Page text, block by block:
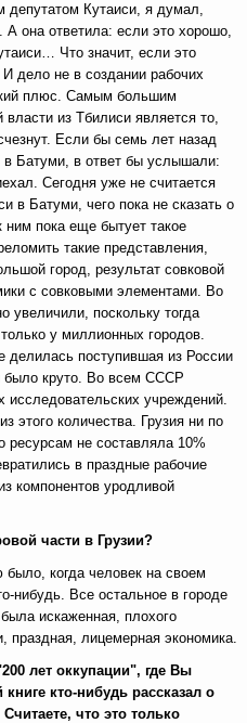
депутатом Кутаиси, я думал,
она ответила: если это хорошо,
Что значит, если это
дело не в создании рабочих
плюс. Самым большим
власти из Тбилиси является то,
Если бы семь лет назад
в Батуми, в ответ бы услышали:
Сегодня уже не считается
в Батуми, чего пока не сказать о
пока еще бытует такое
такие представления,
город, результат совковой
с совковыми элементами. Во
увеличили, поскольку тогда
у миллионных городов.
делилась поступившая из России
круто. Во всем СССР
исследовательских учреждений.
этого количества. Грузия ни по
ресурсам не составляла 10%
в праздные рабочие
компонентов уродливой
части в Грузии?
было, когда человек на своем
нибудь. Все остальное в городе
искаженная, плохого
праздная, лицемерная экономика.
лет оккупации", где Вы
кто-нибудь рассказал о
что это только